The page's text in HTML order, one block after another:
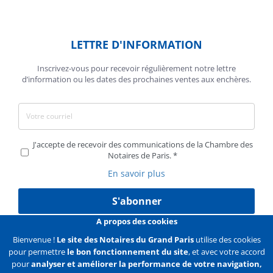
LETTRE D'INFORMATION
Inscrivez-vous pour recevoir régulièrement notre lettre
d’information ou les dates des prochaines ventes aux enchères.
J'accepte de recevoir des communications de la Chambre des
Notaires de Paris.
En savoir plus
S'abonner
Liens Mentions légales Données personnelles
A propos des cookies
Bienvenue ! Le site des Notaires du Grand Parisutilise des cookies
pour permettre le bon fonctionnement du site, et avec votre accord
pouranalyser et améliorer la performance de votre navigation,